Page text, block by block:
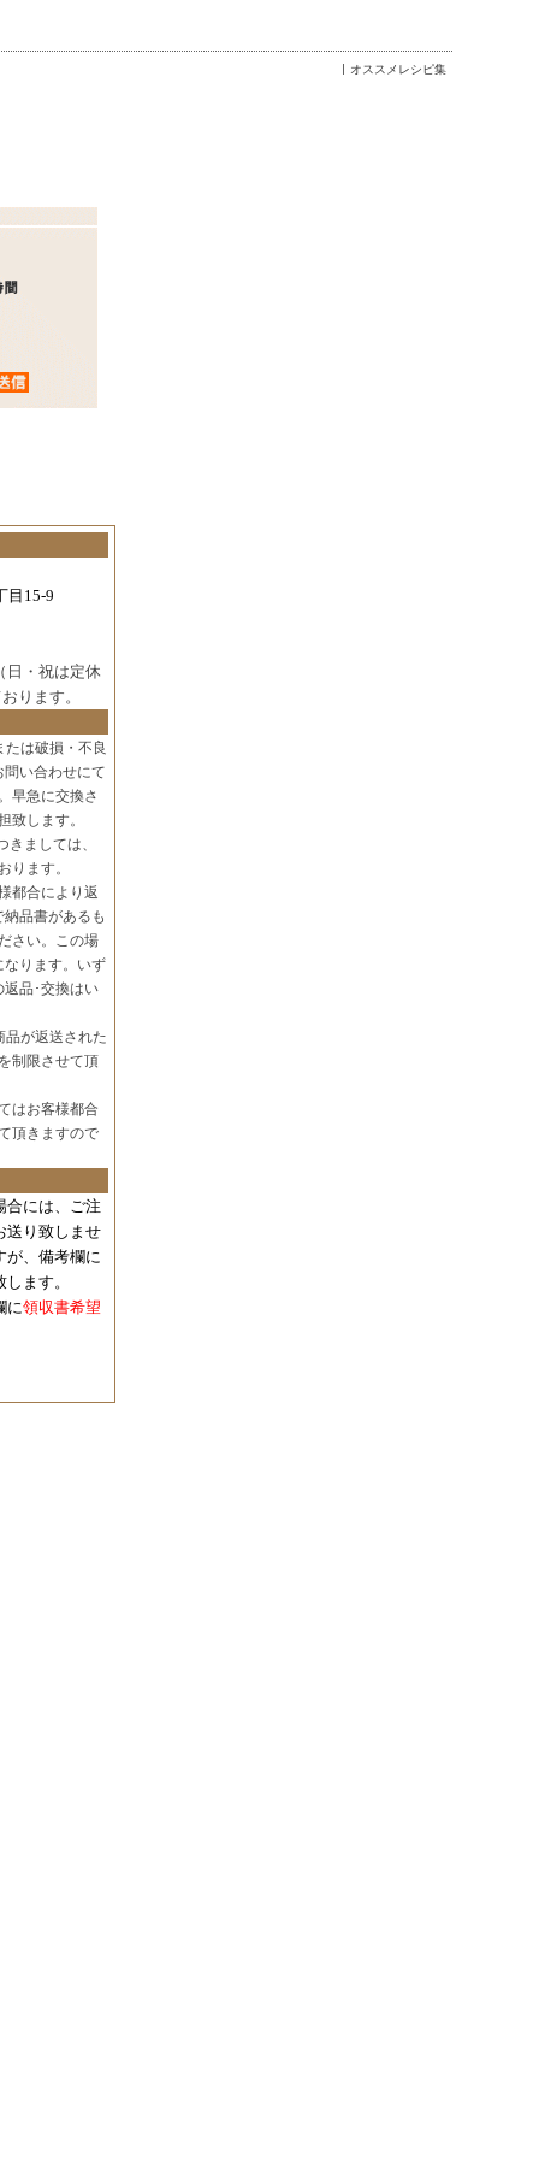
オススメレシピ集
15-9
日・祝は定休
ります。
は破損・不良
い合わせにて
早急に交換さ
致します。
ましては、
ります。
都合により返
品書があるも
さい。この場
なります。いず
品･交換はい
品が返送された
制限させて頂
はお客様都合
頂きますので
には、 ご注
送り致しませ
が、備考欄に
ます。
に領収書希望